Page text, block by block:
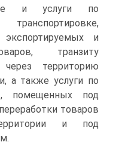
и услуги по
экспортируемых и
транзиту
территорию
а также услуги по
помещенных под
товаров
и под